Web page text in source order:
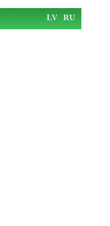
LV RU